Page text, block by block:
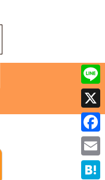
Line
X
Email